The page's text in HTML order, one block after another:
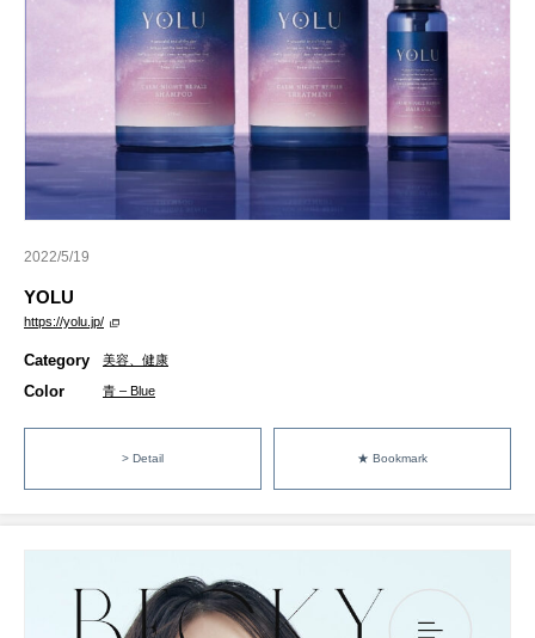
2022/5/19
YOLU
https://yolu.jp/
Category 美容、健康
Color 青 – Blue
> Detail ★ Bookmark